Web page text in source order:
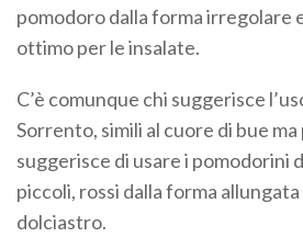
pomodoro dalla forma irregolare
ottimo per le insalate.
C’è comunque chi suggerisce
Sorrento, simili al cuore di bue
suggerisce di usare i pomodorini
piccoli, rossi dalla forma allungata
dolciastro.